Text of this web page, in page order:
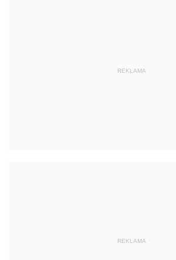
REKLAMA
REKLAMA